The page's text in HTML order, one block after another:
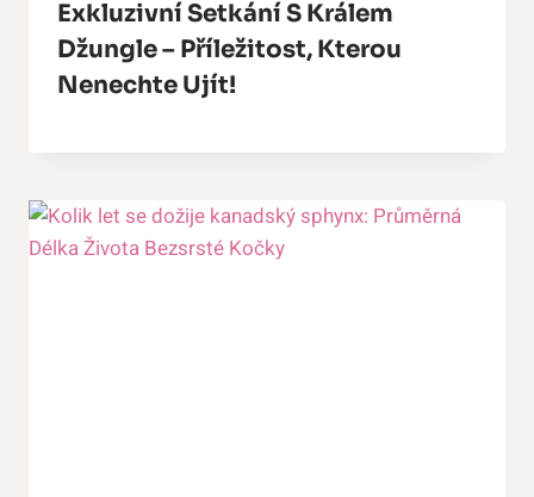
Exkluzivní Setkání S Králem
Džungle – Příležitost, Kterou
Nenechte Ujít!